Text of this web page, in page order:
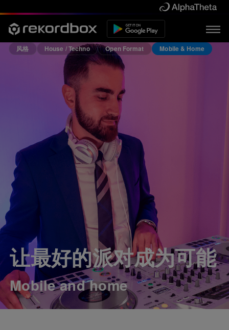
风格 House / Techno Open Format Mobile & Home
让最好的派对成为可能
Mobile and home